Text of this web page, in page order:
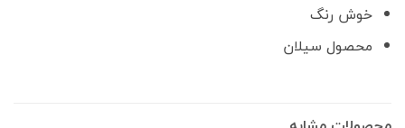
خوش رنگ
محصول سیلان